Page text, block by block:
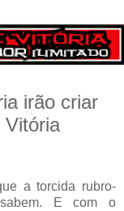
irão criar
Vitória
a torcida rubro-
E com o